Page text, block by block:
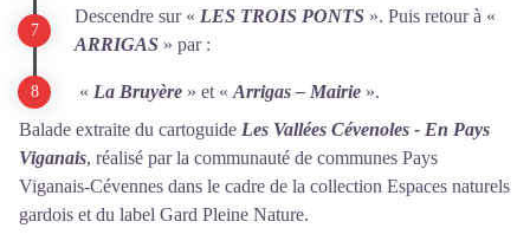
Descendre sur « LES TROIS PONTS ». Puis retour à «
ARRIGAS » par :
« La Bruyère » et « Arrigas – Mairie ».
Balade extraite du cartoguide Les Vallées Cévenoles - En Pays
Viganais, réalisé par la communauté de communes Pays
Viganais-Cévennes dans le cadre de la collection Espaces naturels
gardois et du label Gard Pleine Nature.